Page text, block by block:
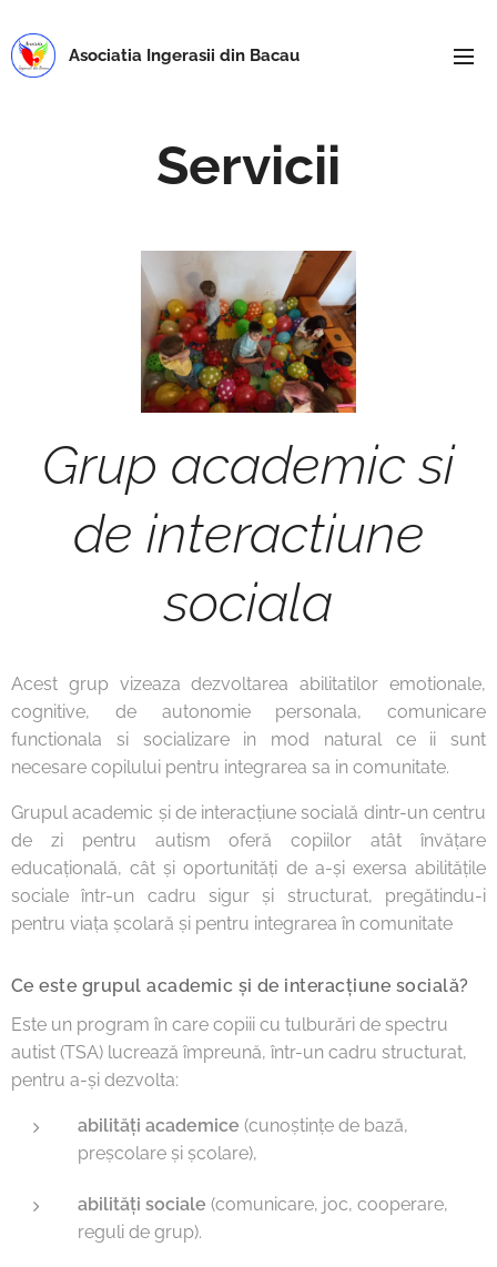
Asociatia Ingerasii din Bacau
Servicii
Grup academic si
de interactiune
sociala
Acest grup vizeaza dezvoltarea abilitatilor emotionale,
cognitive, de autonomie personala, comunicare
functionala si socializare in mod natural ce ii sunt
necesare copilului pentru integrarea sa in comunitate.
Grupul academic și de interacțiune socială dintr-un centru
de zi pentru autism oferă copiilor atât învățare
educațională, cât și oportunități de a-și exersa abilitățile
sociale într-un cadru sigur și structurat, pregătindu-i
pentru viața școlară și pentru integrarea în comunitate
Ce este grupul academic și de interacțiune socială?
Este un program în care copiii cu tulburări de spectru
autist (TSA) lucrează împreună, într-un cadru structurat,
pentru a-și dezvolta:
abilități academice (cunoștințe de bază,
preșcolare și școlare),
abilități sociale (comunicare, joc, cooperare,
reguli de grup).